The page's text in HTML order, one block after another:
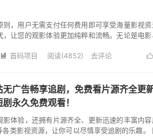
，用户无需支付任何费用即可享受海量影视资
让您的观影体验更加纯粹和流畅。无论是电影

 首码项目 阅读(4852) 去评论
广告畅享追剧，免费看片源齐全更新
永久免费观看！
体验，还拥有片源齐全、更新迅速的丰富内容
类影视资源，让你可以尽情享受追剧的乐趣。